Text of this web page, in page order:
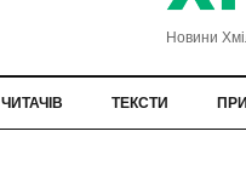
Новини
ТЕКСТИ